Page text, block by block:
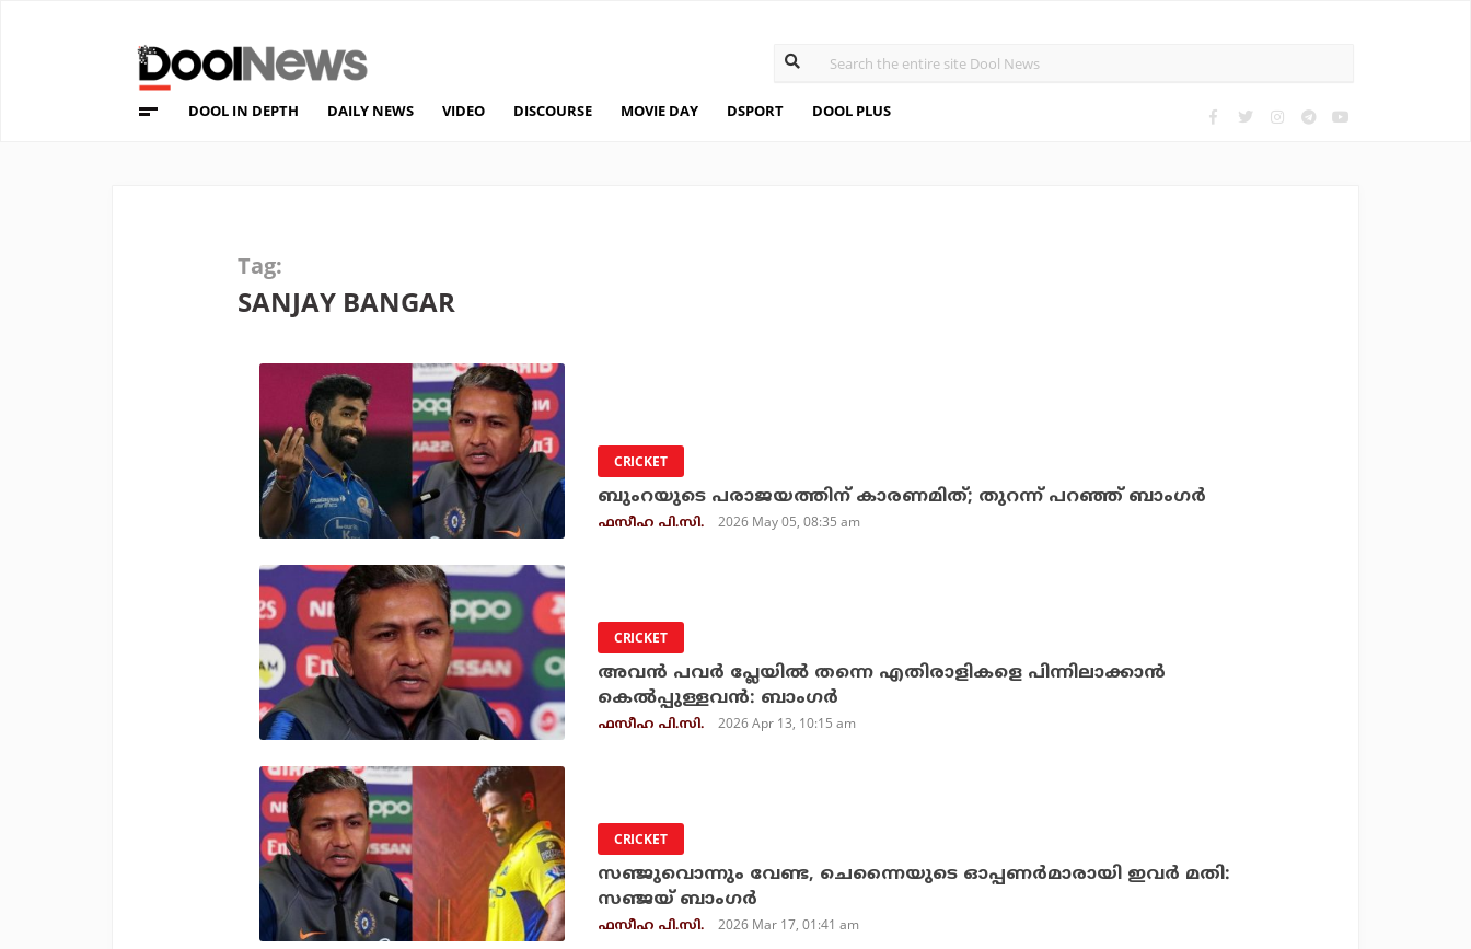
DOOL IN DEPTH DAILY NEWS VIDEO DISCOURSE MOVIE DAY DSPORT DOOL PLUS
Tag:
SANJAY BANGAR
CRICKET
ബുംറയുടെ പരാജയത്തിന് കാരണമിത്; തുറന്ന് പറഞ്ഞ് ബാംഗര്‍
ഫസീഹ പി.സി. 2026 May 05, 08:35 am
CRICKET
അവൻ പവർ പ്ലേയിൽ തന്നെ എതിരാളികളെ പിന്നിലാക്കാൻ
കെൽപ്പുള്ളവൻ: ബാംഗർ
ഫസീഹ പി.സി. 2026 Apr 13, 10:15 am
CRICKET
സഞ്ജുവൊന്നും വേണ്ട, ചെന്നൈയുടെ ഓപ്പണര്‍മാരായി ഇവര്‍ മതി:
സഞ്ജയ് ബാംഗര്‍
ഫസീഹ പി.സി. 2026 Mar 17, 01:41 am